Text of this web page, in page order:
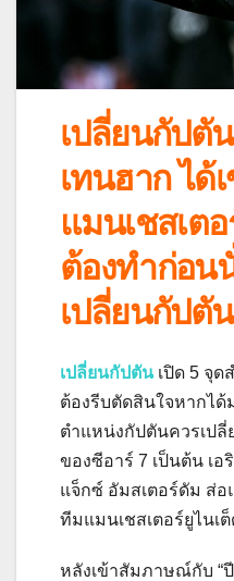
เปลี่ยนกัปตั
เทนฮาก ได้
แมนเชสเต
ต้องทำก่อน
เปลี่ยนกัปตั
เปลี่ยนกัปตัน เปิด 5 จุด
ต้องรีบตัดสินใจหากได้
ตำแหน่งกัปตันควรเป
ของซีอาร์ 7 เป็นต้น เอ
แจ็กซ์ อัมสเตอร์ดัม ส่อ
ทีมแมนเชสเตอร์ยูไนเ
หลังเข้าสัมภาษณ์กับ “